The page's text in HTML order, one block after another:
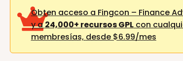
Obten acceso a Fingcon – Finance
y a24,000+ recursos GPLcon
membresías, desde $6.99/mes